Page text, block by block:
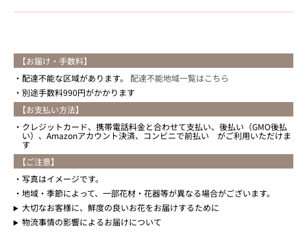
【お届け・手数料】
配達不能な区域があります。 配達不能地域一覧はこちら
別途手数料990円がかかります
【お支払い方法】
クレジットカード、携帯電話料金と合わせて支払い、後払い（GMO後払
い）、Amazonアカウント決済、コンビニで前払い がご利用いただけま
す
【ご注意】
写真はイメージです。
地域・季節によって、一部花材・花器等が異なる場合がございます。
大切なお客様に、鮮度の良いお花をお届けするために
物流事情の影響によるお届けについて